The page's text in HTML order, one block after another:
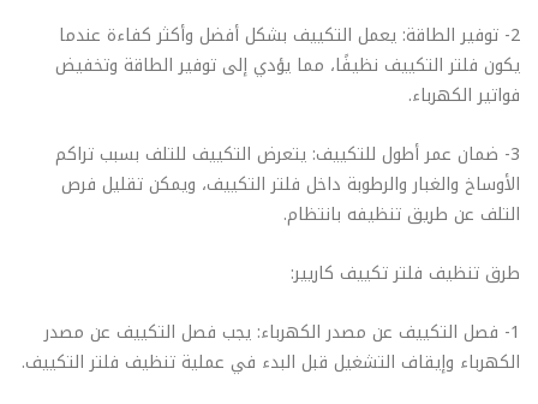
2- توفير الطاقة: يعمل التكييف بشكل أفضل وأكثر كفاءة عندما
يكون فلتر التكييف نظيفًا، مما يؤدي إلى توفير الطاقة وتخفيض
فواتير الكهرباء.
3- ضمان عمر أطول للتكييف: يتعرض التكييف للتلف بسبب تراكم
الأوساخ والغبار والرطوبة داخل فلتر التكييف، ويمكن تقليل فرص
التلف عن طريق تنظيفه بانتظام.
طرق تنظيف فلتر تكييف كاريير:
1- فصل التكييف عن مصدر الكهرباء: يجب فصل التكييف عن مصدر
الكهرباء وإيقاف التشغيل قبل البدء في عملية تنظيف فلتر التكييف.